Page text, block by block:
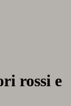
rossi e